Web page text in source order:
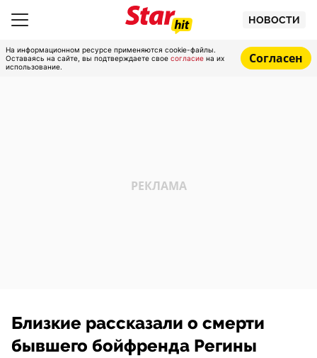
НОВОСТИ
На информационном ресурсе применяются cookie-файлы.
Оставаясь на сайте, вы подтверждаете свое согласие на их
использование.
Согласен
Близкие рассказали о смерти
бывшего бойфренда Регины